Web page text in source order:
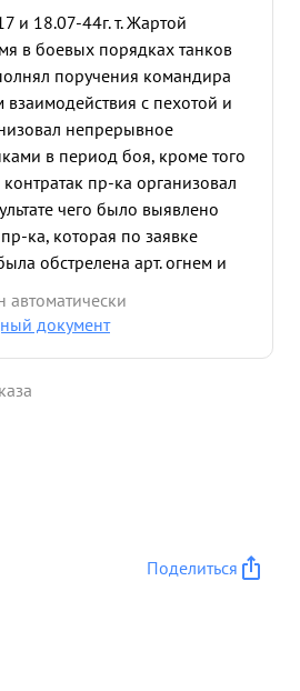
и 18.07-44г. т. Жартой
в боевых порядках танков
поручения командира
с пехотой и
непрерывное
в период боя, кроме того
пр-ка организовал
чего было выявлено
ка, которая по заявке
обстрелена арт. огнем и
17.07.44 во время боях
тов. Жаркой
двух дневных боев полком
автоматически
документ
Поделиться